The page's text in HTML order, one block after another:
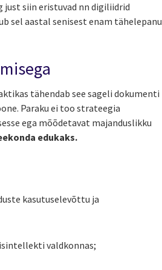
just siin eristuvad nn digiliidrid
sel aastal senisest enam tähelepanu
tähendab see sageli dokumenti
Paraku ei too strateegia
ega mõõdetavat majanduslikku
edukaks.
kasutuselevõttu ja
valdkonnas;